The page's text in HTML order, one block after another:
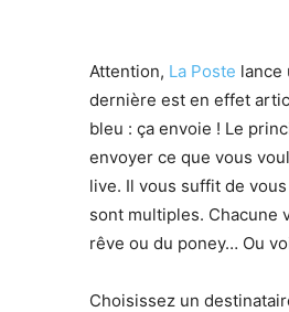
Attention, La Poste lance
dernière est en effet
bleu : ça envoie ! Le
envoyer ce que vous
live. Il vous suffit de
sont multiples. Chacune
rêve ou du poney… Ou
Choisissez un